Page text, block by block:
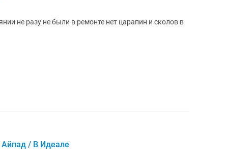
не разу не были в ремонте нет царапин и сколов в
Айпад / В Идеале